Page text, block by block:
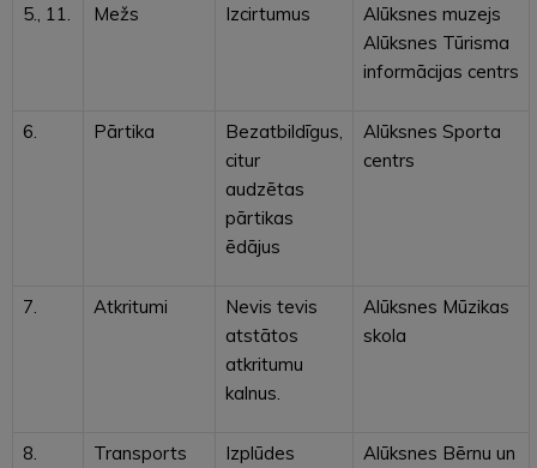
5., 11. Mežs Izcirtumus
Alūksnes muzejs
Alūksnes Tūrisma
informācijas centrs
6. Pārtika
Bezatbildīgus,
citur
audzētas
pārtikas
ēdājus
Alūksnes Sporta
centrs
7. Atkritumi
Nevis tevis
atstātos
atkritumu
kalnus.
Alūksnes Mūzikas
skola
8. Transports
Izplūdes
Alūksnes Bērnu un